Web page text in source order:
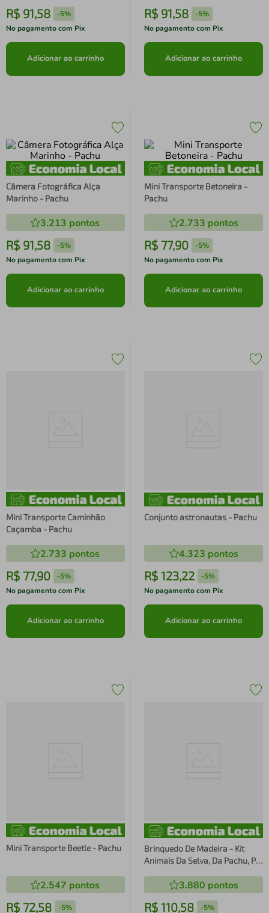
R$ 91,58 -5%
No pagamento com Pix
Adicionar ao carrinho
R$ 91,58 -5%
No pagamento com Pix
Adicionar ao carrinho
Câmera Fotográfica Alça
Marinho - Pachu
3.213 pontos
R$ 91,58 -5%
No pagamento com Pix
Adicionar ao carrinho
Mini Transporte Betoneira -
Pachu
2.733 pontos
R$ 77,90 -5%
No pagamento com Pix
Adicionar ao carrinho
Mini Transporte Caminhão
Caçamba - Pachu
2.733 pontos
R$ 77,90 -5%
No pagamento com Pix
Adicionar ao carrinho
Conjunto astronautas - Pachu
4.323 pontos
R$ 123,22 -5%
No pagamento com Pix
Adicionar ao carrinho
Mini Transporte Beetle - Pachu
2.547 pontos
R$ 72,58 -5%
Brinquedo De Madeira - Kit
Animais Da Selva, Da Pachu, P-
3.880 pontos
R$ 110,58 -5%